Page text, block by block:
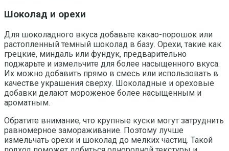
Шоколад и орехи
Для шоколадного вкуса добавьте какао-порошок или
растопленный темный шоколад в базу. Орехи, такие как
грецкие, миндаль или фундук, предварительно
поджарьте и измельчите для более насыщенного вкуса.
Их можно добавить прямо в смесь или использовать в
качестве украшения сверху. Шоколадные и ореховые
добавки делают мороженое более насыщенным и
ароматным.
Обратите внимание, что крупные куски могут затруднить
равномерное замораживание. Поэтому лучше
измельчать орехи и шоколад до мелких частиц. Такой